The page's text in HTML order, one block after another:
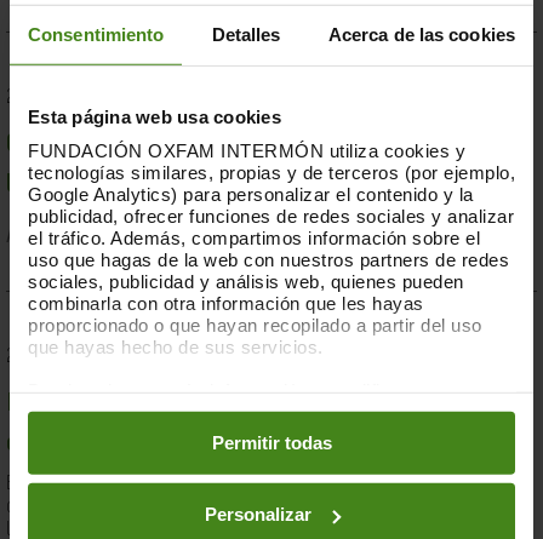
Consentimiento Detalles Acerca de las cookies
Esta página web usa cookies
FUNDACIÓN OXFAM INTERMÓN utiliza cookies y
tecnologías similares, propias y de terceros (por ejemplo,
Google Analytics) para personalizar el contenido y la
publicidad, ofrecer funciones de redes sociales y analizar
el tráfico. Además, compartimos información sobre el
uso que hagas de la web con nuestros partners de redes
sociales, publicidad y análisis web, quienes pueden
combinarla con otra información que les hayas
proporcionado o que hayan recopilado a partir del uso
que hayas hecho de sus servicios.
preferencias accediendo a nuestraPolítica de Cookieso
en los botones facilitados a continuación:
Permitir todas
Personalizar
23.07.2019
Compromesos o complaents: una resposta fallida a
la crisi per sequera a la Banya d'Àfrica de 2019
Acció Humanitària-Resiliència i Mitjans de Vida
28.03.2019
desigualtat a Espanya
En el marc de la lluita contra la desigualtat, Oxfam Intermón ha
desenvolupat una eina d'anàlisi estructural de les causes de
la...